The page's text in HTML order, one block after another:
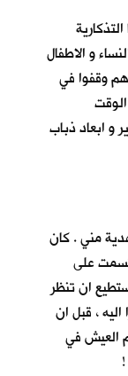
و الاطفال
وقفوا في
و ابعاد ذباب
مني . كان
على
ان تنظر
، قبل ان
العيش في
!